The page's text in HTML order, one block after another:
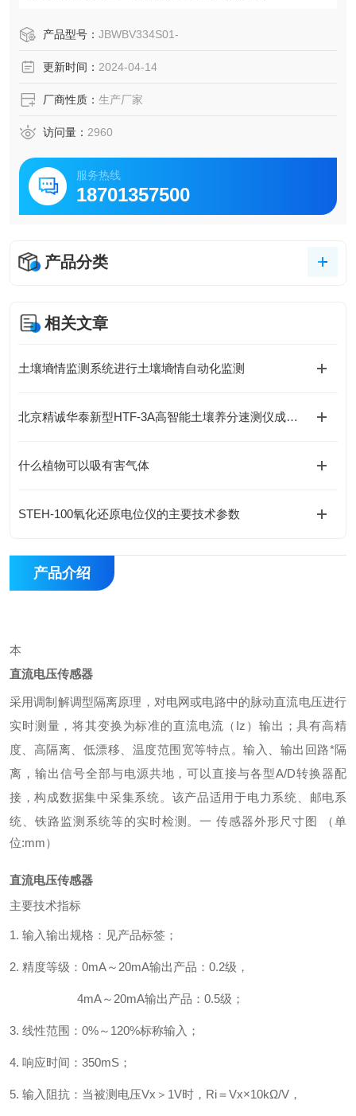
产品型号： JBWBV334S01-
更新时间： 2024-04-14
厂商性质： 生产厂家
访问量： 2960
服务热线
18701357500
产品分类
相关文章
土壤墒情监测系统进行土壤墒情自动化监测
北京精诚华泰新型HTF-3A高智能土壤养分速测仪成功上市
什么植物可以吸有害气体
STEH-100氧化还原电位仪的主要技术参数
产品介绍
本
直流电压传感器
采用调制解调型隔离原理，对电网或电路中的脉动直流电压进行
实时测量，将其变换为标准的直流电流（Iz）输出；具有高精
度、高隔离、低漂移、温度范围宽等特点。输入、输出回路*隔
离，输出信号全部与电源共地，可以直接与各型A/D转换器配
接，构成数据集中采集系统。该产品适用于电力系统、邮电系
统、铁路监测系统等的实时检测。一 传感器外形尺寸图 （单
位:mm）
直流电压传感器
主要技术指标
1. 输入输出规格：见产品标签；
2. 精度等级：0mA～ 20mA输出产品：0.2级，
4mA～ 20mA输出产品：0.5级；
3. 线性范围：0%～120%标称输入；
4. 响应时间：350mS；
5. 输入阻抗：当被测电压Vx＞1V时，Ri＝Vx×10kΩ/V，